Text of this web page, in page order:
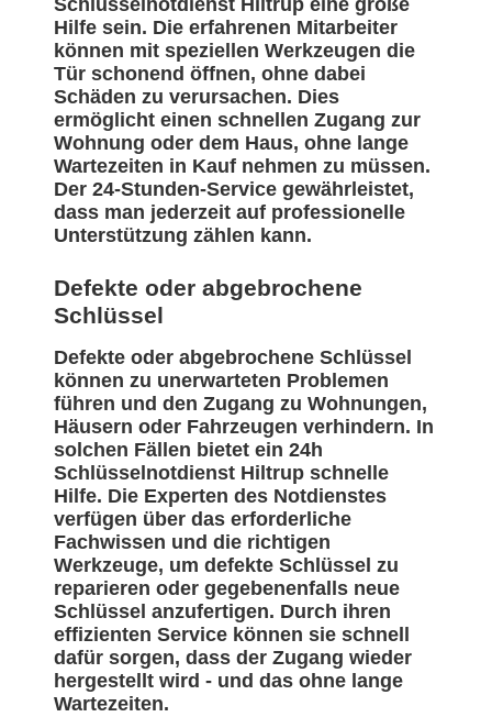
Schlüsselnotdienst Hiltrup eine große
Hilfe sein. Die erfahrenen Mitarbeiter
können mit speziellen Werkzeugen die
Tür schonend öffnen, ohne dabei
Schäden zu verursachen. Dies
ermöglicht einen schnellen Zugang zur
Wohnung oder dem Haus, ohne lange
Wartezeiten in Kauf nehmen zu müssen.
Der 24-Stunden-Service gewährleistet,
dass man jederzeit auf professionelle
Unterstützung zählen kann.
Defekte oder abgebrochene
Schlüssel
Defekte oder abgebrochene Schlüssel
können zu unerwarteten Problemen
führen und den Zugang zu Wohnungen,
Häusern oder Fahrzeugen verhindern. In
solchen Fällen bietet ein 24h
Schlüsselnotdienst Hiltrup schnelle
Hilfe. Die Experten des Notdienstes
verfügen über das erforderliche
Fachwissen und die richtigen
Werkzeuge, um defekte Schlüssel zu
reparieren oder gegebenenfalls neue
Schlüssel anzufertigen. Durch ihren
effizienten Service können sie schnell
dafür sorgen, dass der Zugang wieder
hergestellt wird - und das ohne lange
Wartezeiten.